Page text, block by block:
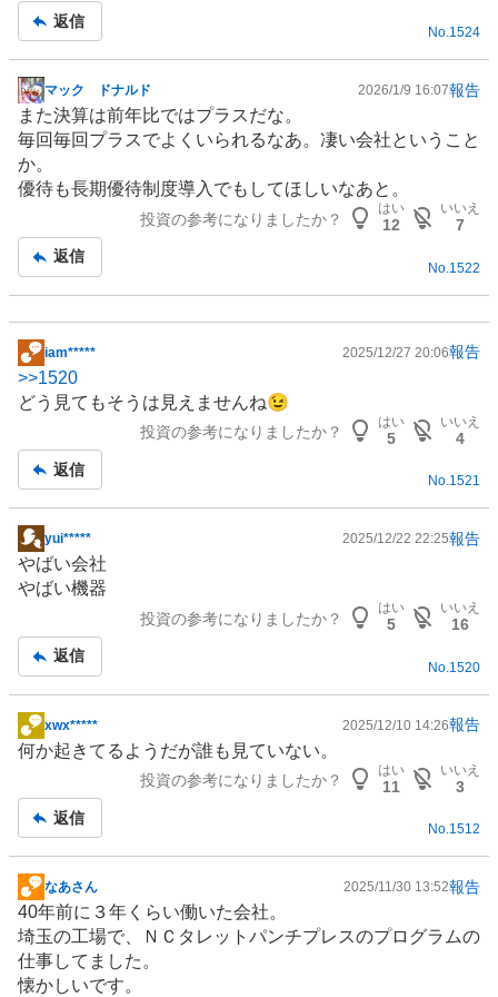
事
返信
No.1524
掲
示
板
記
事
マック ドナルド 2026/1/9 16:07報告
また決算は前年比ではプラスだな。
毎回毎回プラスでよくいられるなあ。凄い会社ということ
か。
優待も長期優待制度導入でもしてほしいなあと。
投資の参考になりましたか？
はい
12
いいえ
7
返信
No. 1522
掲
示
板
iam***** 2025/12/27 20:06報告
>>1520
どう見てもそうは見えませんね😉
投資の参考になりましたか？
はい
5
いいえ
4
返信
No.1521
掲
示
板
yui***** 2025/12/22 22:25報告
やばい会社
やばい機器
投資の参考になりましたか？
はい
5
いいえ
16
返信
No. 1520
掲
示
事
xwx***** 2025/12/10 14:26報告
何か起きてるようだが誰も見ていない。
投資の参考になりましたか？
はい
11
いいえ
3
返信
No.1512
掲
示
板
記
なあさん 2025/11/30 13:52報告
40年前に３年くらい働いた会社。
埼玉の工場で、ＮＣタレットパンチプレスのプログラムの
仕事してました。
懐かしいです。